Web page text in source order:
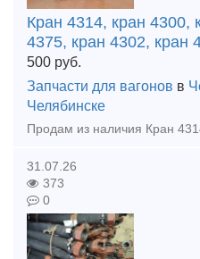
Кран 4314, кран 4300,
4375, кран 4302, кран
500 руб.
Запчасти для вагонов в
Челябинске
31.07.26
373
0